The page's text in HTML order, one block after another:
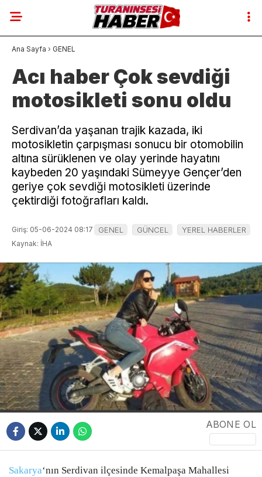
WhatsApp
İhbar Hattı
22°
BURSA
GALERİ VİDEO YAZARLAR
YAZARLAR
SON DAKİKA
GENEL
GÜNCEL
GÜNDEM
HABERLER
POLİTİKA
EKONOMİ
BURSA
BURSA BÜYÜKŞEHİR
ASAYİŞ
TEKNOLOJİ
EĞİTİM
YEREL HABERLER
Ana Sayfa › GENEL
Acı haber Çok sevdiği
motosikleti sonu oldu
Serdivan’da yaşanan trajik kazada, iki
motosikletin çarpışması sonucu bir otomobilin
altına sürüklenen ve olay yerinde hayatını
kaybeden 20 yaşındaki Sümeyye Gençer’den
geriye çok sevdiği motosikleti üzerinde
çektirdiği fotoğrafları kaldı.
Giriş: 05-06-2024 08:17
Kaynak: İHA
GENEL GÜNCEL YEREL HABERLER
ABONE OL
Sakarya‘nın Serdivan ilçesinde Kemalpaşa Mahallesi